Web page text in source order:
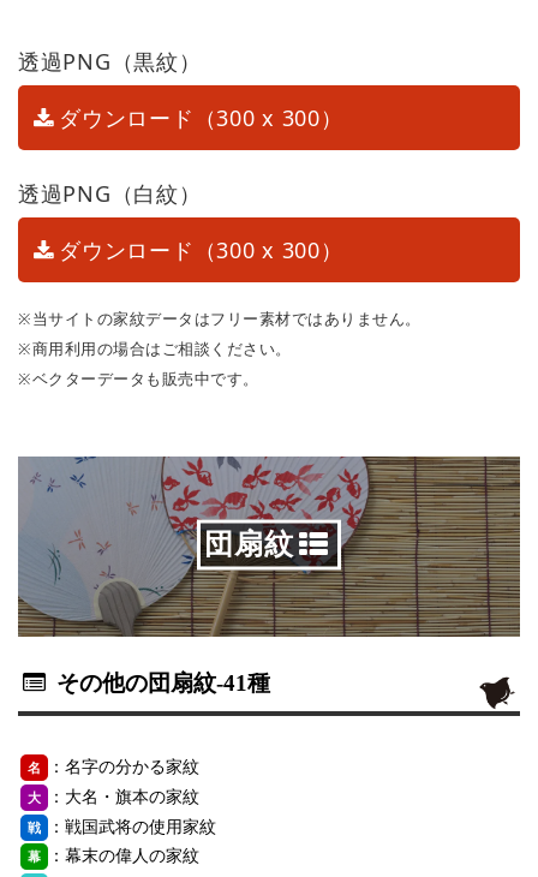
透過PNG（黒紋）
ダウンロード（300 x 300）
透過PNG（白紋）
ダウンロード（300 x 300）
※当サイトの家紋データはフリー素材ではありません。
※商用利用の場合はご相談ください。
※ベクターデータも販売中です。
団扇紋
その他の団扇紋-41種
名 ：名字の分かる家紋
大 ：大名・旗本の家紋
戦 ：戦国武将の使用家紋
幕 ：幕末の偉人の家紋